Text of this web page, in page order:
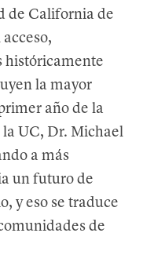
de California de
históricamente
la mayor
año de la
UC, Dr. Michael
a más
un futuro de
y eso se traduce
de